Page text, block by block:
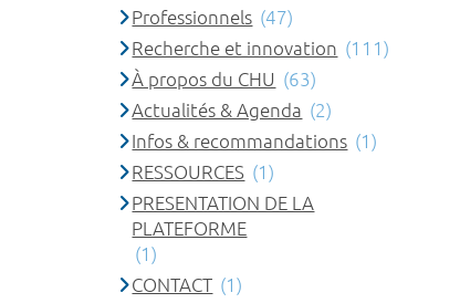
Professionnels (47)
Recherche et innovation (111)
À propos du CHU (63)
Actualités & Agenda (2)
Infos & recommandations (1)
RESSOURCES (1)
PRESENTATION DE LA
PLATEFORME
(1)
CONTACT (1)